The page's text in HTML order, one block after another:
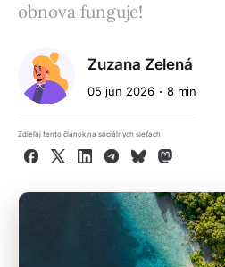
obnova funguje!
Zuzana Zelená
05 jún 2026 8 min
Zdieľaj tento článok na sociálnych sieťach
Facebook
X LinkedInTelegram
BlueskyMastodon